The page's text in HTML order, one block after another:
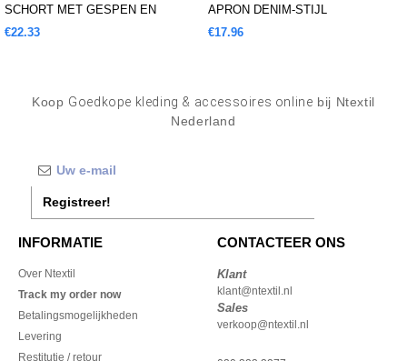
SCHORT MET GESPEN EN
ZAKKEN
€22.33
APRON DENIM-STIJL
€17.96
Koop Goedkope kleding & accessoires online bij Ntextil
Nederland
Registreer!
INFORMATIE
Over Ntextil
Track my order now
Betalingsmogelijkheden
Levering
Restitutie / retour
CONTACTEER ONS
Klant
klant@ntextil.nl
Sales
verkoop@ntextil.nl